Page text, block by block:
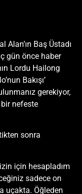
Alan’ın Baş Üstadı
gün önce haber
Lordu Hailong
Bakışı’
gerekiyor,
bir nefeste
sonra
için hesapladım
sadece on
uçakta. Öğleden